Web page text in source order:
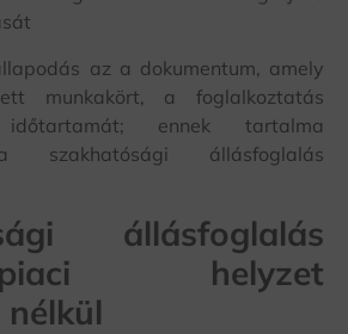
az a dokumentum, amely
munkakört, a foglalkoztatás
ennek tartalma
szakhatósági állásfoglalás
állásfoglalás
helyzet